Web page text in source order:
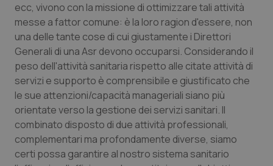
Quotidiano Cardiologia
Quotidiano Chirurgia
Quotidiano Oncologia
Quotidiano Pediatria
Rene & patologie urogenitali
ecc, vivono con la missione di ottimizzare tali attività
messe a fattor comune: è la loro ragion d'essere, non
una delle tante cose di cui giustamente i Direttori
Generali di una Asr devono occuparsi. Considerando il
peso dell'attività sanitaria rispetto alle citate attività di
servizi e supporto è comprensibile e giustificato che
le sue attenzioni/capacità manageriali siano più
orientate verso la gestione dei servizi sanitari. Il
combinato disposto di due attività professionali,
complementari ma profondamente diverse, siamo
certi possa garantire al nostro sistema sanitario